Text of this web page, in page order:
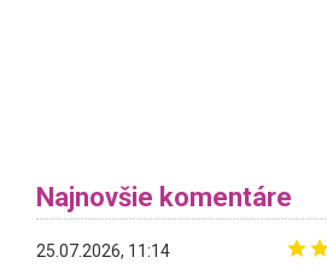
Najnovšie komentáre
25.07.2026, 11:14